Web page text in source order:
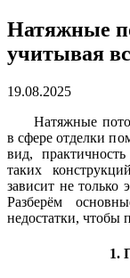
Натяжные
учитывая
19.08.2025
Натяжные
в сфере отделки
вид,
таких
зависит не только
Разберём
недостатки, чтобы
1.